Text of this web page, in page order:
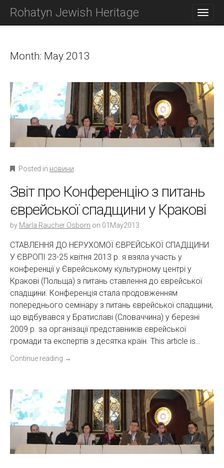
Rohatyn Jewish Heritage
Month: May 2013
Posted in новини
Звіт про Конференцію з питань
єврейської спадщини у Кракові
by Marla Raucher Osborn on 01May2013
СТАВЛЕННЯ ДО НЕРУХОМОЇ ЄВРЕЙСЬКОЇ СПАДЩИНИ
У ЄВРОПІ 23-25 квітня 2013 р. я взяла участь у
конференції у Єврейському культурному центрі у
Кракові (Польща) з питань ставлення до єврейської
спадщини. Конференція стала продовженням
попереднього семінару з питань єврейської спадщини,
що відбувався у Братиславі (Словаччина) у березні
2009 р. за організації представників єврейської
громади та експертів з десятка країн. This article is…
Continue reading →